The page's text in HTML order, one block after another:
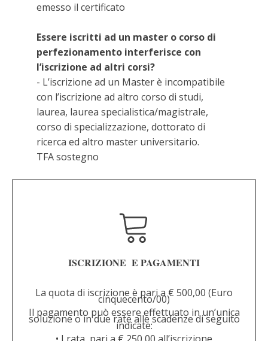
emesso il certificato
Essere iscritti ad un master o corso di
perfezionamento interferisce con
l’iscrizione ad altri corsi?
- L’iscrizione ad un Master è incompatibile
con l’iscrizione ad altro corso di studi,
laurea, laurea specialistica/magistrale,
corso di specializzazione, dottorato di
ricerca ed altro master universitario.
TFA sostegno
ISCRIZIONE E PAGAMENTI
La quota di iscrizione è pari a € 500,00 (Euro
cinquecento/00)
Il pagamento può essere effettuato in un’unica
soluzione o in due rate alle scadenze di seguito
indicate: